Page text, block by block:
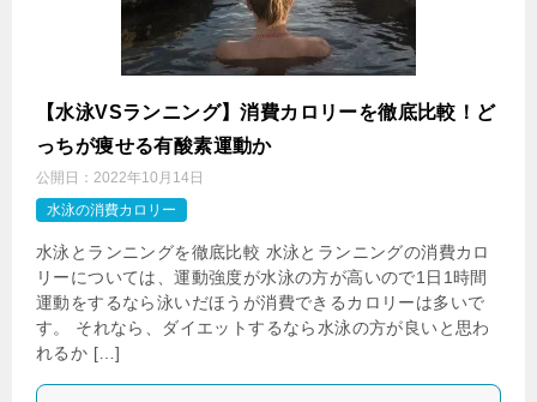
【水泳VSランニング】消費カロリーを徹底比較！ど
っちが痩せる有酸素運動か
公開日： 2022年10月14日
水泳の消費カロリー
水泳とランニングを徹底比較 水泳とランニングの消費カロ
リーについては、運動強度が水泳の方が高いので1日1時間
運動をするなら泳いだほうが消費できるカロリーは多いで
す。 それなら、ダイエットするなら水泳の方が良いと思わ
れるか […]